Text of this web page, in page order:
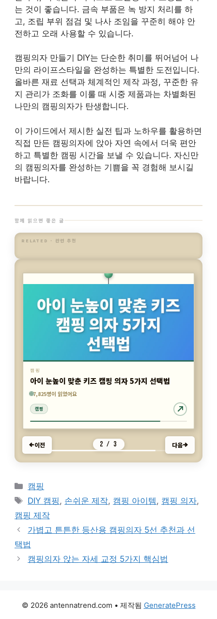
는 것이 좋습니다. 금속 부품은 녹 방지 처리를 하
고, 조립 부위 점검 및 나사 조임을 꾸준히 해야 안
전하고 오래 사용할 수 있습니다.
캠핑의자 만들기 DIY는 단순한 취미를 뛰어넘어 나
만의 라이프스타일을 완성하는 특별한 도전입니다.
올바른 재료 선택과 체계적인 제작 과정, 꾸준한 유
지 관리가 조화를 이룰 때 시중 제품과는 차별화된
나만의 캠핑의자가 탄생합니다.
이 가이드에서 제시한 실전 팁과 노하우를 활용하면
직접 만든 캠핑의자에 앉아 자연 속에서 더욱 편안
하고 특별한 캠핑 시간을 보낼 수 있습니다. 자신만
의 캠핑의자를 완성하는 기쁨을 꼭 경험해 보시길
바랍니다.
함께 읽으면 좋은 글
RELATED · 관련 추천
3,603명이 읽었어요
7,825명이 읽었어요
캠핑
릴렉스 캠핑 의자, 3가지 안락함 비밀 공개
7,337명이 읽었어요
캠핑
이전 3 / 3 다음
카
테
리
캠핑
태
그
DIY 캠핑 , 손쉬운 제작, 캠핑 아이템 , 캠핑 의자,
캠핑 제작
가볍고 튼튼한 등산용 캠핑의자 5선 추천과 선
택법
캠핑의자 앉는 자세 교정 5가지 핵심법
© 2026 antennatrend.com • 제작됨 GeneratePress